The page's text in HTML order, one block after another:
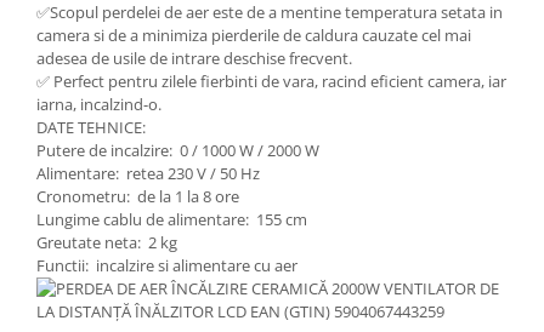
✅Scopul perdelei de aer este de a mentine temperatura setata in
camera si de a minimiza pierderile de caldura cauzate cel mai
adesea de usile de intrare deschise frecvent.
✅ Perfect pentru zilele fierbinti de vara, racind eficient camera, iar
iarna, incalzind-o.
DATE TEHNICE:
Putere de incalzire: 0 / 1000 W / 2000 W
Alimentare: retea 230 V / 50 Hz
Cronometru: de la 1 la 8 ore
Lungime cablu de alimentare: 155 cm
Greutate neta: 2 kg
Functii: incalzire si alimentare cu aer